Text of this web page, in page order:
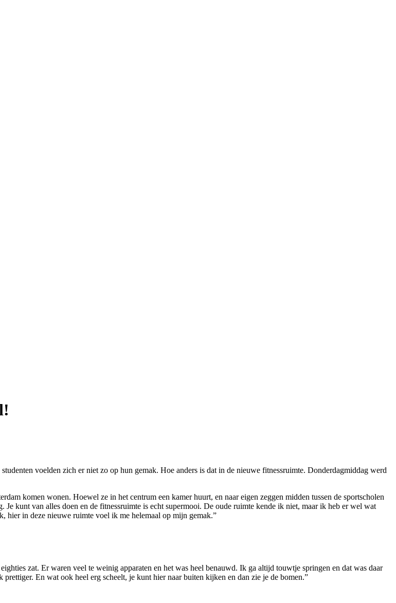
voelden zich er niet zo op hun gemak. Hoe anders is dat in de nieuwe fitnessruimte. Donderdagmiddag werd
komen wonen. Hoewel ze in het centrum een kamer huurt, en naar eigen zeggen midden tussen de sportscholen
kunt van alles doen en de fitnessruimte is echt supermooi. De oude ruimte kende ik niet, maar ik heb er wel wat
hier in deze nieuwe ruimte voel ik me helemaal op mijn gemak.”
zat. Er waren veel te weinig apparaten en het was heel benauwd. Ik ga altijd touwtje springen en dat was daar
En wat ook heel erg scheelt, je kunt hier naar buiten kijken en dan zie je de bomen.”